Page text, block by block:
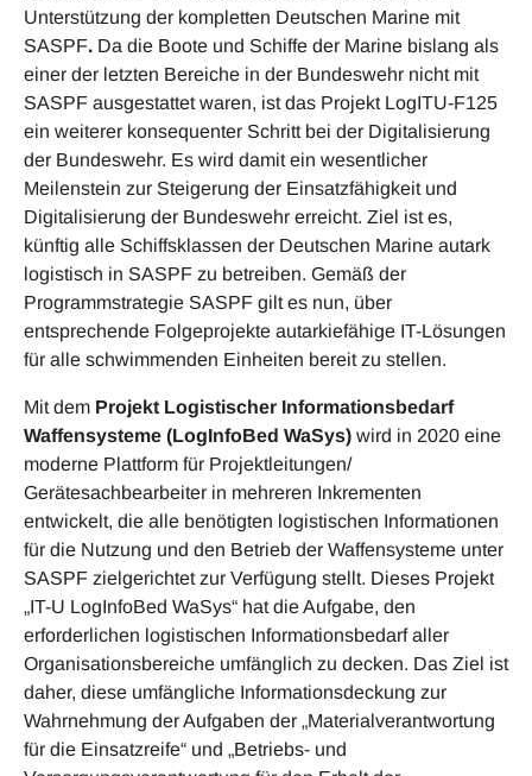
Unterstützung der kompletten Deutschen Marine mit
SASPF. Da die Boote und Schiffe der Marine bislang als
einer der letzten Bereiche in der Bundeswehr nicht mit
SASPF ausgestattet waren, ist das Projekt LogITU-F125
ein weiterer konsequenter Schritt bei der Digitalisierung
der Bundeswehr. Es wird damit ein wesentlicher
Meilenstein zur Steigerung der Einsatzfähigkeit und
Digitalisierung der Bundeswehr erreicht. Ziel ist es,
künftig alle Schiffsklassen der Deutschen Marine autark
logistisch in SASPF zu betreiben. Gemäß der
Programmstrategie SASPF gilt es nun, über
entsprechende Folgeprojekte autarkiefähige IT-Lösungen
für alle schwimmenden Einheiten bereit zu stellen.
Mit dem Projekt Logistischer Informationsbedarf
Waffensysteme (LogInfoBed WaSys) wird in 2020 eine
moderne Plattform für Projektleitungen/
Gerätesachbearbeiter in mehreren Inkrementen
entwickelt, die alle benötigten logistischen Informationen
für die Nutzung und den Betrieb der Waffensysteme unter
SASPF zielgerichtet zur Verfügung stellt. Dieses Projekt
„IT-U LogInfoBed WaSys“ hat die Aufgabe, den
erforderlichen logistischen Informationsbedarf aller
Organisationsbereiche umfänglich zu decken. Das Ziel ist
daher, diese umfängliche Informationsdeckung zur
Wahrnehmung der Aufgaben der „Materialverantwortung
für die Einsatzreife“ und „Betriebs- und